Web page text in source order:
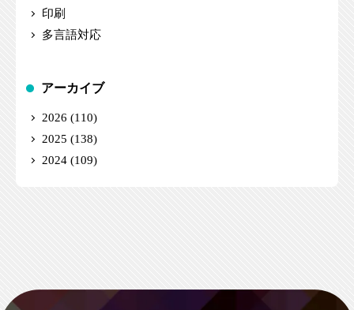
印刷
多言語対応
アーカイブ
2026 (110)
2025 (138)
2024 (109)